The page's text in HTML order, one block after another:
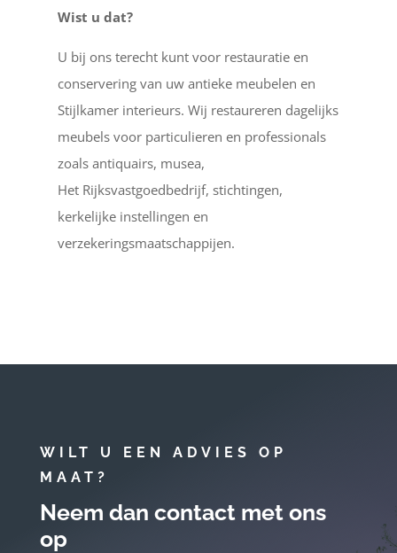
Wist u dat?
U bij ons terecht kunt voor restauratie en
conservering van uw antieke meubelen en
Stijlkamer interieurs. Wij restaureren dagelijks
meubels voor particulieren en professionals
zoals antiquairs, musea,
Het Rijksvastgoedbedrijf, stichtingen,
kerkelijke instellingen en
verzekeringsmaatschappijen.
WILT U EEN ADVIES OP
MAAT?
Neem dan contact met ons
op